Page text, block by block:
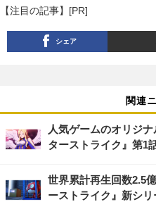
【注目の記事】[PR]
シェア
関連
人気ゲームのオリジ
ターストライク』第1
世界累計再生回数2.5
ーストライク』新シリ